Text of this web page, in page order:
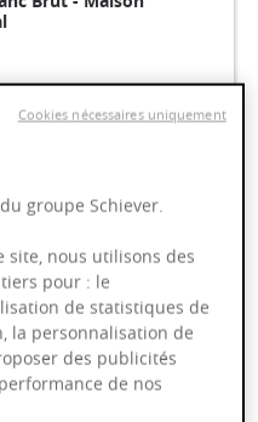
€
Rosé -
Chollet
groupe Schiever.
site, nous utilisons des
pour : le
de statistiques de
la personnalisation de
des publicités
de nos
Cookies nécessaires uniquement